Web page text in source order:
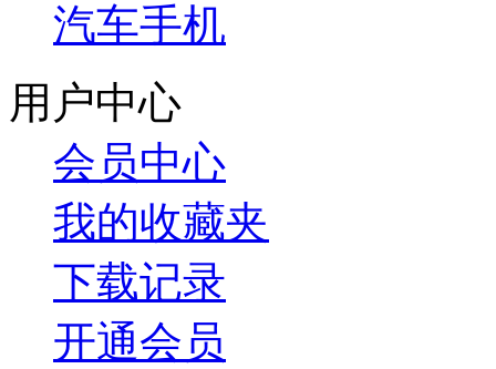
汽车手机
用户中心
会员中心
我的收藏夹
下载记录
开通会员